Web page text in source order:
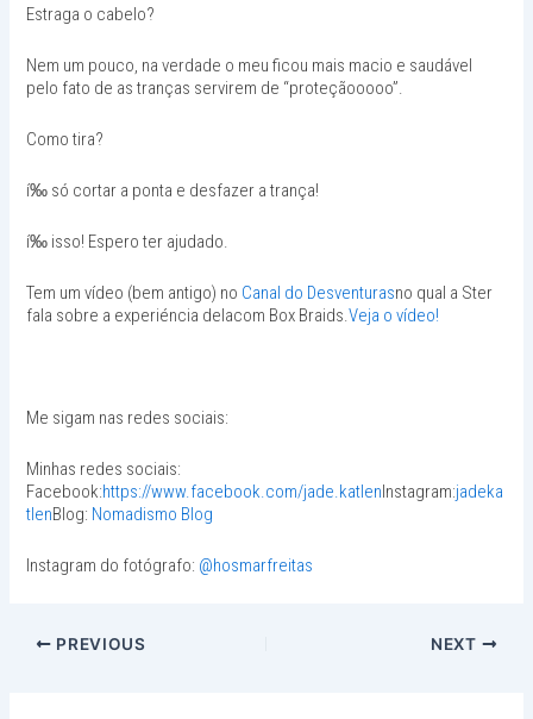
Estraga o cabelo?
Nem um pouco, na verdade o meu ficou mais macio e saudável
pelo fato de as tranças servirem de “proteçãooooo”.
Como tira?
í‰ só cortar a ponta e desfazer a trança!
í‰ isso! Espero ter ajudado.
Tem um vídeo (bem antigo) no Canal do Desventurasno qual a Ster
fala sobre a experiéncia delacom Box Braids.Veja o vídeo!
Me sigam nas redes sociais:
Minhas redes sociais:
Facebook:https://www.facebook.com/jade.katlenInstagram:jadeka
tlenBlog: Nomadismo Blog
Instagram do fotógrafo: @hosmarfreitas
PREVIOUS NEXT